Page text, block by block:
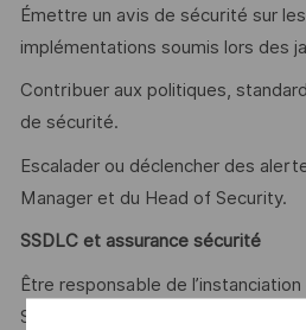
Émettre un avis de sécurité sur
implémentations soumis lors des
Contribuer aux politiques,
de sécurité.
Escalader ou déclencher des
Manager et du Head of Security.
SSDLC et assurance sécurité
Être responsable de l’instanciation
Software Development Life